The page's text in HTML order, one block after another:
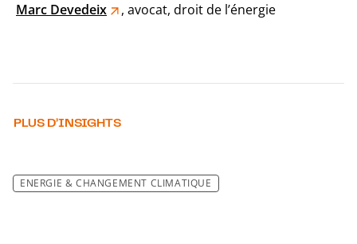
Marc Devedeix , avocat, droit de l’énergie
PLUS D’INSIGHTS
ENERGIE & CHANGEMENT CLIMATIQUE